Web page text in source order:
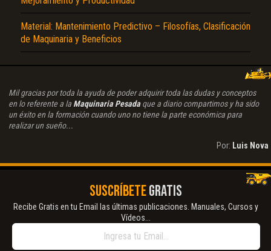
Material: Mantenimiento Predictivo – Filosofías, Clasificación
de Maquinaria y Beneficios
Mil gracias por toda la ayuda de poder adquirir toda las dudas y conceptos
en lo referente a la Maquinaria Pesadaque a diario compartimos y ha sido
un éxito en la formación cuando uno no tiene la parte económica para
realizar un sueño...
Por: Luis Nova
SUSCRÍBETEGRATIS
Recibe Gratis en tu Email las últimas publicaciones. Manuales, Cursos y
Vídeos...